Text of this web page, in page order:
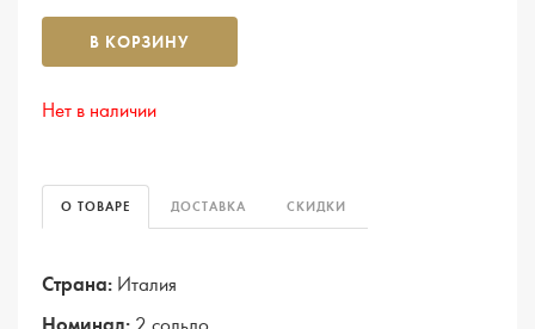
В КОРЗИНУ
Нет в наличии
О ТОВАРЕ ДОСТАВКА СКИДКИ
Страна: Италия